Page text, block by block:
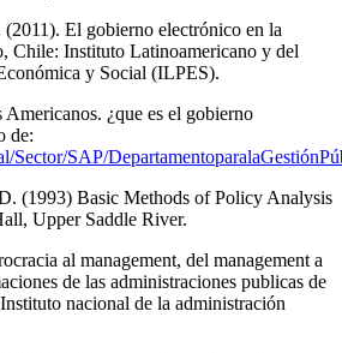
El gobierno electrónico en la
Chile: Instituto Latinoamericano y del
y Social (ILPES).
¿que es el gobierno
de:
Sector/SAP/
(1993) Basic Methods of Policy Analysis
Upper Saddle River.
al management, del management a
de las administraciones publicas de
nacional de la administración